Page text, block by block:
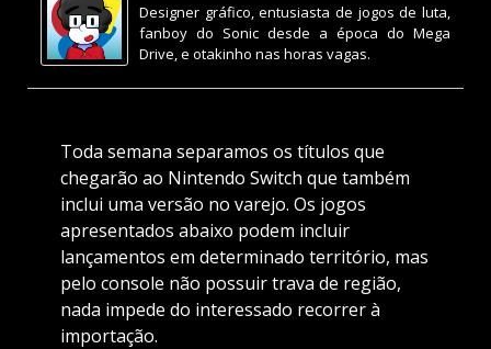
Designer gráfico, entusiasta de jogos de luta,
fanboy do Sonic desde a época do Mega
Drive, e otakinho nas horas vagas.
Toda semana separamos os títulos que
chegarão ao Nintendo Switch que também
inclui uma versão no varejo. Os jogos
apresentados abaixo podem incluir
lançamentos em determinado território, mas
pelo console não possuir trava de região,
nada impede do interessado recorrer à
importação.